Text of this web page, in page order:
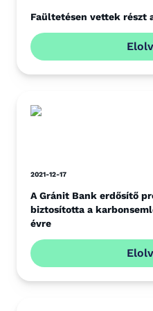
Faültetésen vettek részt
2021-12-17
A Gránit Bank erdősítő
biztosította a
évre